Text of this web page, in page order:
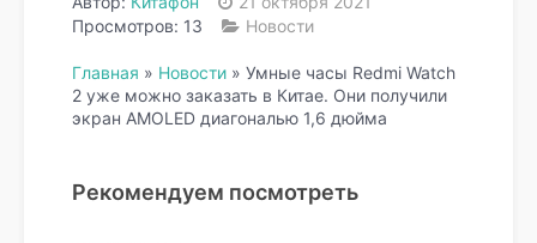
Просмотров: 13
Новости
Главная » Новости » Умные часы Redmi Watch
2 уже можно заказать в Китае. Они получили
экран AMOLED диагональю 1,6 дюйма
Рекомендуем посмотреть